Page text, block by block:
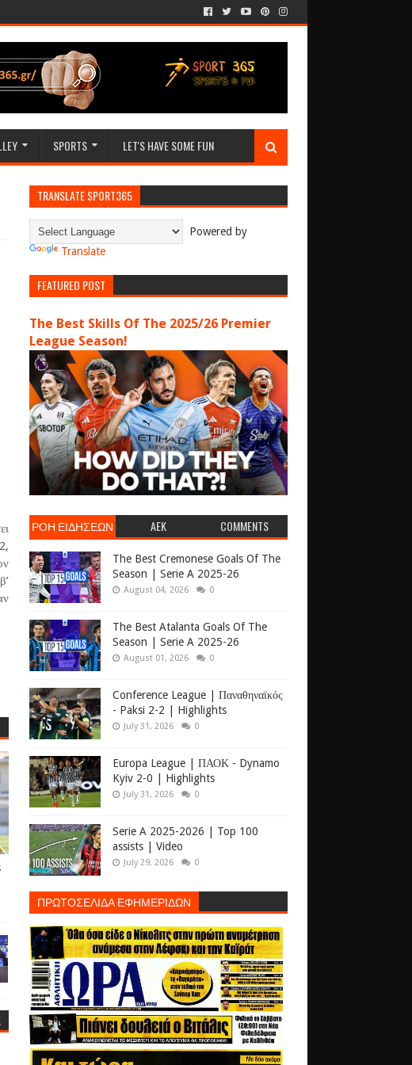
SPORTS LET'S HAVE SOME FUN
TRANSLATE SPORT365
Powered by
Translate
FEATURED POST
The Best Skills Of The 2025/26 Premier
League Season!
ΡΟΗ ΕΙΔΗΣΕΩΝ AEK COMMENTS
The Best Cremonese Goals Of The
Season | Serie A 2025-26
August 04, 2026 0
The Best Atalanta Goals Of The
Season | Serie A 2025-26
August 01, 2026 0
Conference League | Παναθηναϊκός
- Paksi 2-2 | Highlights
July 31, 2026 0
Europa League | ΠΑΟΚ - Dynamo
Kyiv 2-0 | Highlights
July 31, 2026 0
Serie A 2025-2026 | Top 100
assists | Video
July 29, 2026 0
ΠΡΩΤΟΣΕΛΙΔΑ ΕΦΗΜΕΡΙΔΩΝ